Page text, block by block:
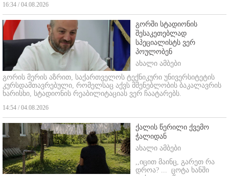
16:34 / 04.08.2026
გორში სტადიონის
შესაკეთებლად
სპეციალისტს ვერ
პოულობენ
ახალი ამბები
გორის მერის აზრით, საქართველოს ტექნიკური უნივერსიტეტის
კურსდამთავრებული, რომელსაც აქვს მშენებლობის ბაკალავრის
ხარისხი, სტადიონის რეაბილიტაციას ვერ ჩაატარებს.
14:54 / 04.08.2026
ქალის წერილი ქვემო
ჭალიდან
ახალი ამბები
,,იცით მაინც, გარეთ რა
დროა? ... ცოტა ხანში